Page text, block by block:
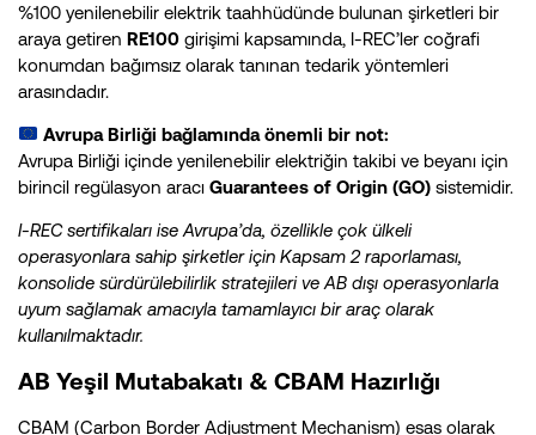
%100 yenilenebilir elektrik taahhüdünde bulunan şirketleri bir
araya getiren RE100 girişimi kapsamında, I-REC’ler coğrafi
konumdan bağımsız olarak tanınan tedarik yöntemleri
arasındadır.
Avrupa Birliği bağlamında önemli bir not:
Avrupa Birliği içinde yenilenebilir elektriğin takibi ve beyanı için
birincil regülasyon aracı Guarantees of Origin (GO) sistemidir.
I-REC sertifikaları ise Avrupa’da, özellikle çok ülkeli
operasyonlara sahip şirketler için Kapsam 2 raporlaması,
konsolide sürdürülebilirlik stratejileri ve AB dışı operasyonlarla
uyum sağlamak amacıyla tamamlayıcı bir araç olarak
kullanılmaktadır.
AB Yeşil Mutabakatı & CBAM Hazırlığı
CBAM (Carbon Border Adjustment Mechanism) esas olarak